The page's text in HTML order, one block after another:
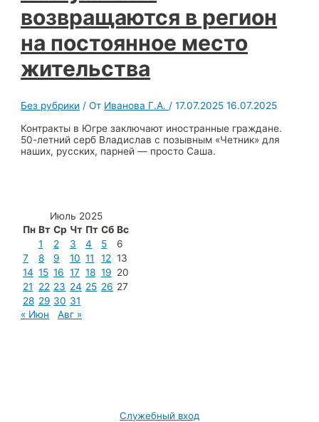
возвращаются в регион
на постоянное место
жительства
Без рубрики / От Иванова Г.А. /17.07.2025 16.07.2025
Контракты в Югре заключают иностранные граждане.
50-летний серб Владислав с позывным «Четник» для
наших, русских, парней — просто Саша.
Июль 2025
Пн Вт Ср Чт Пт Сб Вс
1
2 3 4 5
6
7
8 9 10 11 12 13
14 15 16 17 18 19 20
21
22 23 24 25 26 27
28 29 30 31
« Июн
Авг »
Служебный вход